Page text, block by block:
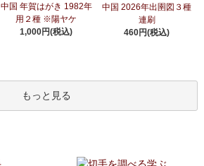
中国 年賀はがき 1982年
用２種 ※陽ヤケ
1,000円(税込)
中国 2026年出圉図３種
連刷
460円(税込)
もっと見る